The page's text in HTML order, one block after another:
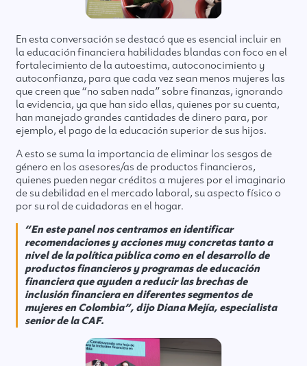
En esta conversación se destacó que es esencial incluir en
la educación financiera habilidades blandas con foco en el
fortalecimiento de la autoestima, autoconocimiento y
autoconfianza, para que cada vez sean menos mujeres las
que creen que “no saben nada” sobre finanzas, ignorando
la evidencia, ya que han sido ellas, quienes por su cuenta,
han manejado grandes cantidades de dinero para, por
ejemplo, el pago de la educación superior de sus hijos.
A esto se suma la importancia de eliminar los sesgos de
género en los asesores/as de productos financieros,
quienes pueden negar créditos a mujeres por el imaginario
de su debilidad en el mercado laboral, su aspecto físico o
por su rol de cuidadoras en el hogar.
“En este panel nos centramos en identificar
recomendaciones y acciones muy concretas tanto a
nivel de la política pública como en el desarrollo de
productos financieros y programas de educación
financiera que ayuden a reducir las brechas de
inclusión financiera en diferentes segmentos de
mujeres en Colombia”, dijo Diana Mejía, especialista
senior de la CAF.